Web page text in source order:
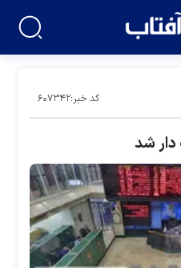
کد خبر:۶۰۷۳۴۲
شد